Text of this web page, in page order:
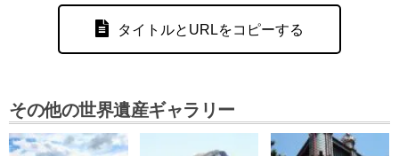
タイトルとURLをコピーする
その他の世界遺産ギャラリー